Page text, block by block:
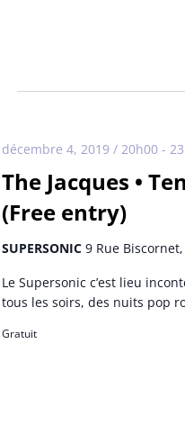
The Jacques •
(Free entry)
décembre 4, 2019 / 20h00 -
SUPERSONIC9 Rue
Le Supersonic c’est lieu
tous les soirs, des nuits pop
Gratuit